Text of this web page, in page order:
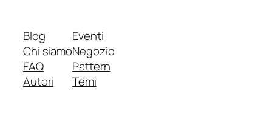
Blog
Chi siamo
FAQ
Autori
Eventi
Negozio
Pattern
Temi